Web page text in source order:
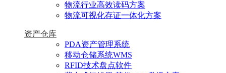
物流行业高效读码方案
物流可视化存证一体化方案
资产仓库
PDA资产管理系统
移动仓储系统WMS
RFID技术盘点软件